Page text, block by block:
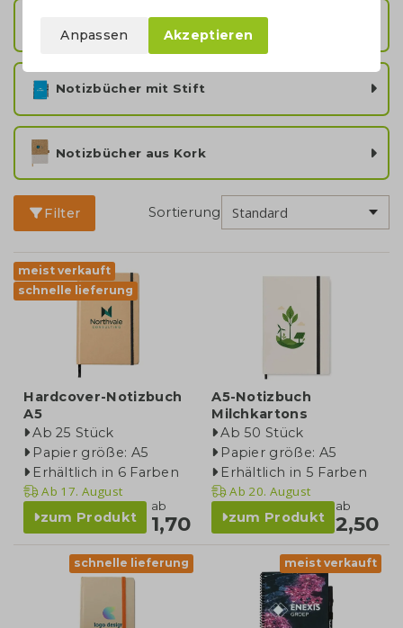
Notizbücher mit Stift
Notizbücher aus Kork
Filter Sortierung
meist verkauft
schnelle lieferung
Hardcover-Notizbuch
A5
Ab 25 Stück
Papier größe: A5
Erhältlich in 6 Farben
Ab 17. August
zum Produkt
ab
1,70
A5-Notizbuch
Milchkartons
Ab 50 Stück
Papier größe: A5
Erhältlich in 5 Farben
Ab 20. August
zum Produkt
ab
2,50
schnelle lieferung meist verkauft
Anpassen Akzeptieren